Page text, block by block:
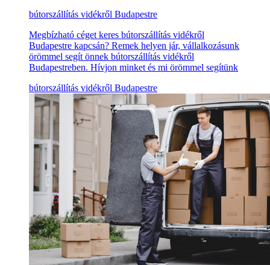
bútorszállítás vidékről Budapestre
Megbízható céget keres bútorszállítás vidékről
Budapestre kapcsán? Remek helyen jár, vállalkozásunk
örömmel segít önnek bútorszállítás vidékről
Budapestreben. Hívjon minket és mi örömmel segítünk
bútorszállítás vidékről Budapestre